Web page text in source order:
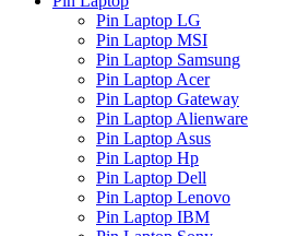
Pin Laptop LG
Pin Laptop MSI
Pin Laptop Samsung
Pin Laptop Acer
Pin Laptop Gateway
Pin Laptop Alienware
Pin Laptop Asus
Pin Laptop Hp
Pin Laptop Dell
Pin Laptop Lenovo
Pin Laptop IBM